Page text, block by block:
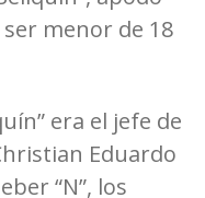
menor de 18
era el jefe de
Eduardo
“N”, los